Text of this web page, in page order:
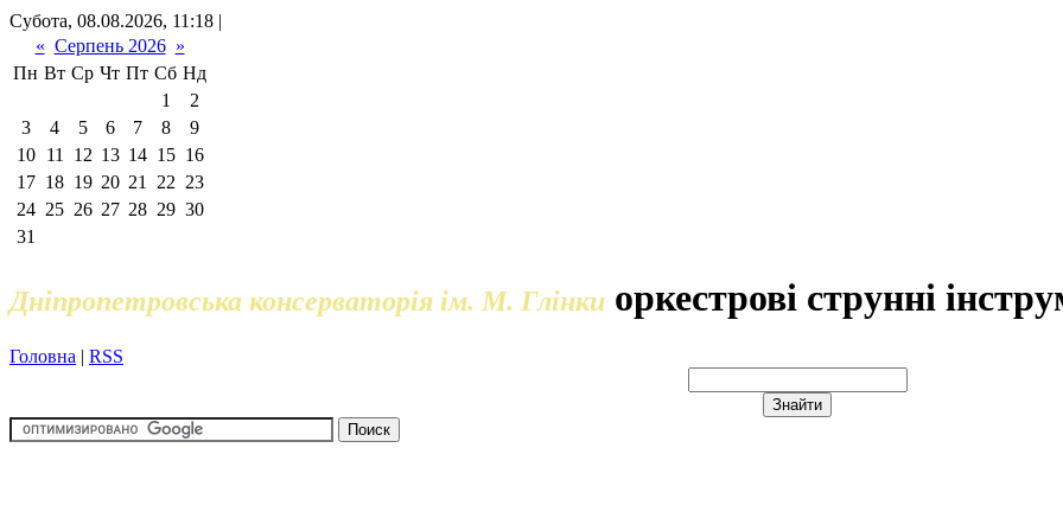
Субота, 08.08.2026, 11:18 |
« Серпень 2026 »
Пн Вт Ср Чт Пт Сб Нд
1
2
3
4 5 6 7 8
9
10
11 12 13 14 15 16
17 18 19 20 21 22 23
24 25 26 27 28 29 30
31
Дніпропетровська консерваторія ім. М. Глінки оркестрові струнні
Головна | RSS